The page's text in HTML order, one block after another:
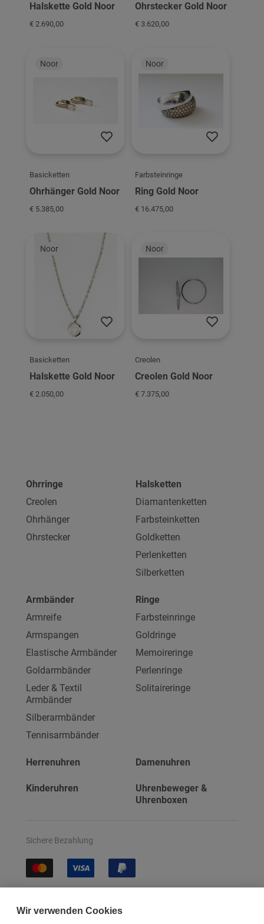
Halskette Gold Noor
€ 2.690,00
Ohrstecker Gold Noor
€ 3.620,00
Noor
Basicketten
Ohrhänger Gold Noor
€ 5.385,00
Noor
Farbsteinringe
Ring Gold Noor
€ 16.475,00
Noor
Basicketten
Halskette Gold Noor
€ 2.050,00
Noor
Creolen
Creolen Gold Noor
€ 7.375,00
Ohrringe
Creolen
Ohrhänger
Ohrstecker
Halsketten
Diamantenketten
Farbsteinketten
Goldketten
Perlenketten
Silberketten
Armbänder
Armreife
Armspangen
Elastische Armbänder
Goldarmbänder
Leder & Textil
Armbänder
Silberarmbänder
Tennisarmbänder
Ringe
Farbsteinringe
Goldringe
Memoireringe
Perlenringe
Solitaireringe
Herrenuhren Damenuhren
Kinderuhren
Uhrenbeweger &
Uhrenboxen
Sichere Bezahlung
Wir verwenden Cookies